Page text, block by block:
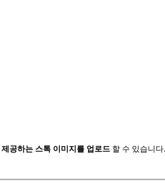
제공하는 스톡 이미지를 업로드 할 수 있습니다.